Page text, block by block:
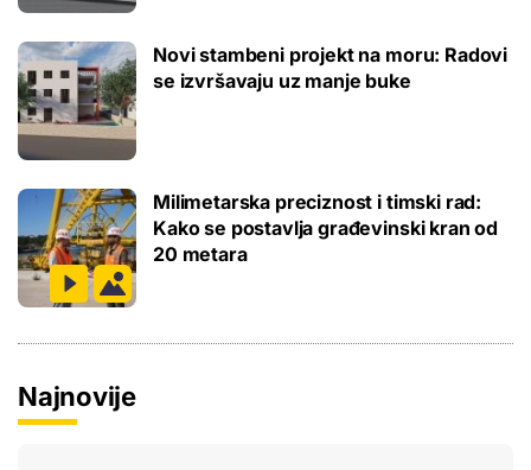
Novi stambeni projekt na moru: Radovi
se izvršavaju uz manje buke
Milimetarska preciznost i timski rad:
Kako se postavlja građevinski kran od
20 metara
Najnovije